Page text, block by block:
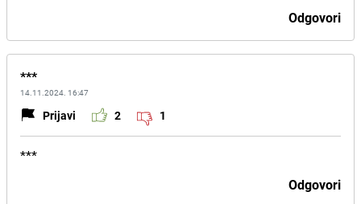
Odgovori
***
14.11.2024. 16:47
Prijavi 2 1
***
Odgovori